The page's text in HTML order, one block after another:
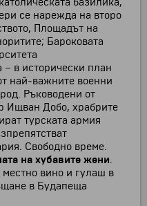
се нарежда на второ
Площадът на
Бароковата
– в исторически план
най-важните военни
Ръководени от
Ищван Добо, храбрите
турската армия
Свободно време.
на хубавите жени.
вино и гулаш в
в Будапеща